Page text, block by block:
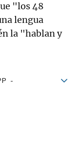
"los 48
lengua
la "hablan y